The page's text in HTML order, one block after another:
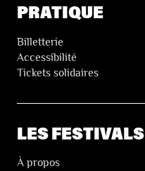
PRATIQUE
Billetterie
Accessibilité
Tickets solidaires
LES FESTIVALS
À propos